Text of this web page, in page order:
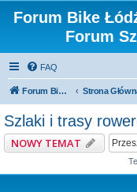
Forum Bike
Forum
FAQ
Forum Bike Łódź - Forum Rowerowe Łódź - Forum Szosowe - Forum MTB Strona
Szlaki i trasy
NOWY TEMAT